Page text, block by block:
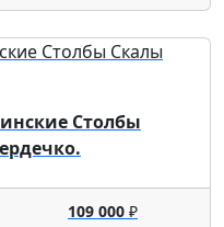
Столбы
109 000₽